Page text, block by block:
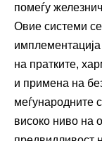
помеѓу
Овие системи
на пратките,
и примена на
меѓународните
високо ниво на